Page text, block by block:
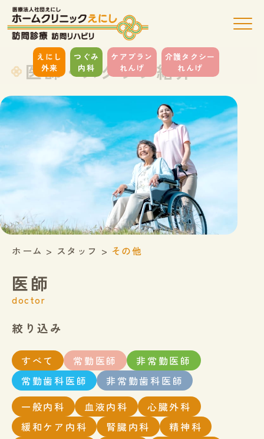
えにし
外来
つぐみ
内科
ケアプラン
れんげ
介護タクシー
れんげ
医師・スタッフ紹介
ホーム > スタッフ > その他
医師
doctor
絞り込み
すべて 常勤医師
非常勤医師
常勤歯科医師
非常勤歯科医師
一般内科
血液内科
心臓外科
緩和ケア内科
腎臓内科
精神科